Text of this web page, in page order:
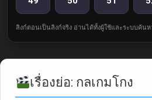
ลิงก์ตอนเป็นลิงก์จริง อ่านได้ทั้งผู้ใช้และระบบค้น
เรื่องย่อ: กลเกมโกง